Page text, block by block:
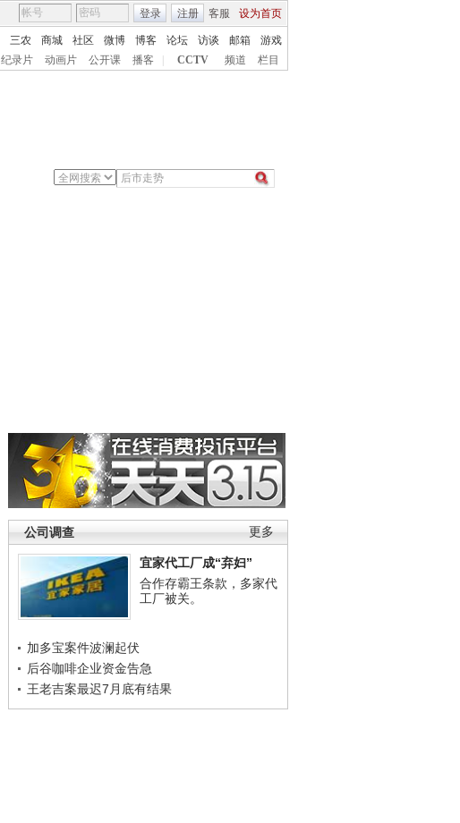
客服 设为首页
登录 注册
三农 商城 社区 微博 博客 论坛 访谈 邮箱
游戏
纪录片 动画片 公开课 播客 CCTV 频道 栏目
更多
公司调查
宜家代工厂成“弃妇”
合作存霸王条款，多家代
工厂被关。
加多宝案件波澜起伏
后谷咖啡企业资金告急
王老吉案最迟7月底有结果